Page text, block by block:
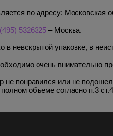
по адресу: Московская
5326325 – Москва.
в невскрытой упаковке, в
очень внимательно
не понравился или не
объеме согласно п.3